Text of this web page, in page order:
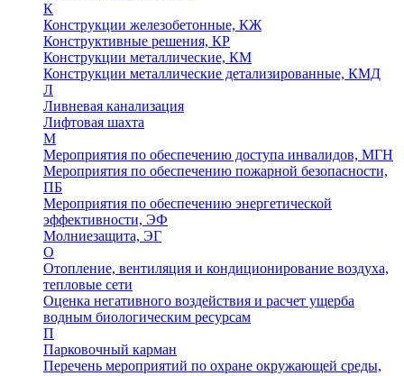
К
Конструкции железобетонные, КЖ
Конструктивные решения, КР
Конструкции металлические, КМ
Конструкции металлические детализированные, КМД
Л
Ливневая канализация
Лифтовая шахта
М
Мероприятия по обеспечению доступа инвалидов, МГН
Мероприятия по обеспечению пожарной безопасности,
ПБ
Мероприятия по обеспечению энергетической
эффективности, ЭФ
Молниезащита, ЭГ
О
Отопление, вентиляция и кондиционирование воздуха,
тепловые сети
Оценка негативного воздействия и расчет ущерба
водным биологическим ресурсам
П
Парковочный карман
Перечень мероприятий по охране окружающей среды,